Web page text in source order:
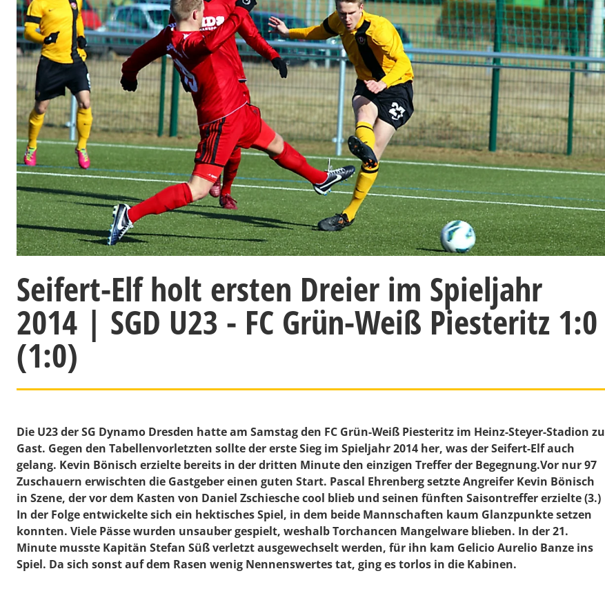
Seifert-Elf holt ersten Dreier im Spieljahr
2014 | SGD U23 - FC Grün-Weiß Piesteritz 1:0
(1:0)
Die U23 der SG Dynamo Dresden hatte am Samstag den FC Grün-Weiß Piesteritz im Heinz-Steyer-Stadion zu
Gast. Gegen den Tabellenvorletzten sollte der erste Sieg im Spieljahr 2014 her, was der Seifert-Elf auch
gelang. Kevin Bönisch erzielte bereits in der dritten Minute den einzigen Treffer der Begegnung.Vor nur 97
Zuschauern erwischten die Gastgeber einen guten Start. Pascal Ehrenberg setzte Angreifer Kevin Bönisch
in Szene, der vor dem Kasten von Daniel Zschiesche cool blieb und seinen fünften Saisontreffer erzielte (3.)
In der Folge entwickelte sich ein hektisches Spiel, in dem beide Mannschaften kaum Glanzpunkte setzen
konnten. Viele Pässe wurden unsauber gespielt, weshalb Torchancen Mangelware blieben. In der 21.
Minute musste Kapitän Stefan Süß verletzt ausgewechselt werden, für ihn kam Gelicio Aurelio Banze ins
Spiel. Da sich sonst auf dem Rasen wenig Nennenswertes tat, ging es torlos in die Kabinen.